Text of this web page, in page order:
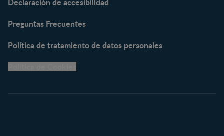
NESCARE®
Herramientas
Preguntas Frecuentes
Política de tratamiento de datos personales